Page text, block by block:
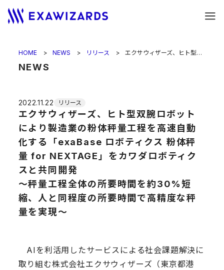
HOME NEWS リリース エクサウィザーズ、ヒト型双腕ロボットにより製造業の粉体秤量工程を高速自動化する「exaBase ロボティクス 粉体秤量 for NEXTAGE」をカワダロボティクスと共同開発<br>〜秤量工程全体の所要時間を約30%短縮、人と同程度の所要時間で高精度な秤量を実現〜
NEWS
2022.11.22 リリース
エクサウィザーズ、ヒト型双腕ロボット
により製造業の粉体秤量工程を高速自動
化する「exaBase ロボティクス 粉体秤
量 for NEXTAGE」をカワダロボティク
スと共同開発
〜秤量工程全体の所要時間を約30%短
縮、人と同程度の所要時間で高精度な秤
量を実現〜
AIを利活用したサービスによる社会課題解決に
取り組む株式会社エクサウィザーズ（東京都港